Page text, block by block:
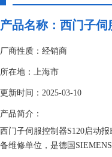
产品名称： 西门子伺
厂商性质：经销商
所在地：上海市
更新时间：2025-03-10
产品简介：
西门子伺服控制器S120启动
备维修单位，是德国